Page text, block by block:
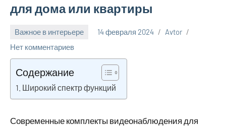
для дома или квартиры
Важное в интерьере 14 февраля 2024
Avtor
Нет комментариев
Содержание
Широкий спектр функций
Современные комплекты видеонаблюдения для